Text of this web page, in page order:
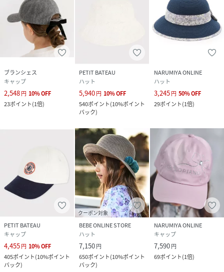
ブランシェス
キャップ
2,548円 10%OFF
23ポイント(1倍)
PETIT BATEAU
ハット
5,940円 10%OFF
540ポイント(10%ポイント
バック)
NARUMIYA ONLINE
ハット
3,245円 50%OFF
29ポイント(1倍)
PETIT BATEAU
キャップ
4,455円 10%OFF
405ポイント(10%ポイント
バック)
クーポン対象
BEBE ONLINE STORE
ハット
7,150円
650ポイント(10%ポイント
バック)
NARUMIYA ONLINE
キャップ
7,590円
69ポイント(1倍)